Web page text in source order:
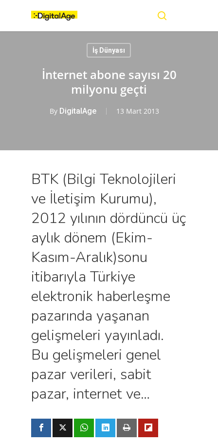
content
İş Dünyası
İnternet abone sayısı 20
milyonu geçti
By DigitalAge 13 Mart 2013
BTK (Bilgi Teknolojileri
ve İletişim Kurumu),
2012 yılının dördüncü üç
aylık dönem (Ekim-
Kasım-Aralık)sonu
itibarıyla Türkiye
elektronik haberleşme
pazarında yaşanan
gelişmeleri yayınladı.
Bu gelişmeleri genel
pazar verileri, sabit
pazar, internet ve…